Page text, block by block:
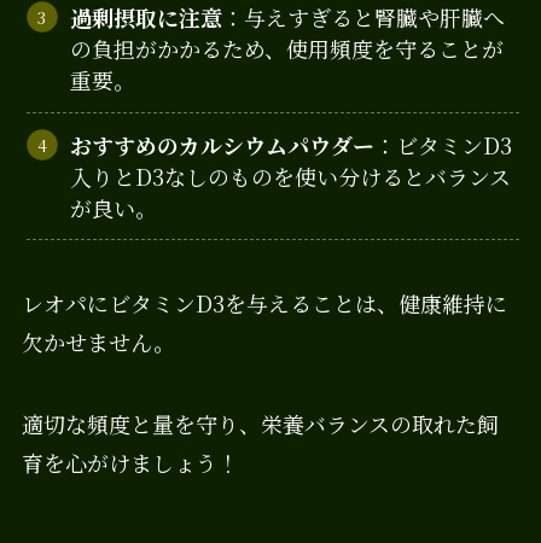
過剰摂取に注意 ：与えすぎると腎臓や肝臓へ
の負担がかかるため、使用頻度を守ることが
重要。
おすすめのカルシウムパウダー ：ビタミンD3
入りとD3なしのものを使い分けるとバランス
が良い。
レオパにビタミンD3を与えることは、健康維持に
欠かせません。
適切な頻度と量を守り、栄養バランスの取れた飼
育を心がけましょう！